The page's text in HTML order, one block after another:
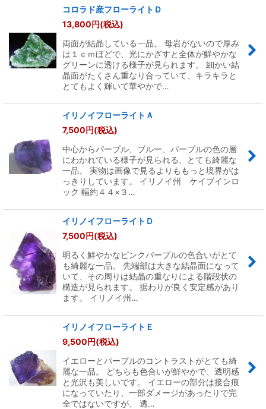
コロラド産フローライトＤ
13,800円(税込)
両面が結晶している一品。 母岩がないので厚み
は１ｃｍほどで、光にかざすと全体が鮮やかな
グリーンに透ける様子が見られます。 細かい結
晶面がたくさん重なり合っていて、キラキラと
とてもよく輝いて華やかで…
イリノイフローライトＡ
7,500円(税込)
中心からパープル、ブルー、パープルの色の層
にわかれている様子が見られる、とても綺麗な
一品。 実物は画像で見るよりももっと境界がは
っきりしています。 イリノイ州 ケイブインロ
ック 幅約４４×３…
イリノイフローライトＤ
7,500円(税込)
明るく鮮やかなピンクパープルの色合いがとて
も綺麗な一品。 先端部は大きな結晶面になって
いて、その周りは結晶の重なりによる階段状の
構造が見られます。 据わりが良く安定感があり
ます。 イリノイ州…
イリノイフローライトＥ
9,500円(税込)
イエローとパープルのコントラストがとても綺
麗な一品。 どちらも色合いが鮮やかで、透明感
と光沢も美しいです。 イエローの部分は接合痕
になっていたり、一部ダメージがあったりで完
全ではないですが、 透…